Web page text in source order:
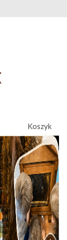
Koszyk